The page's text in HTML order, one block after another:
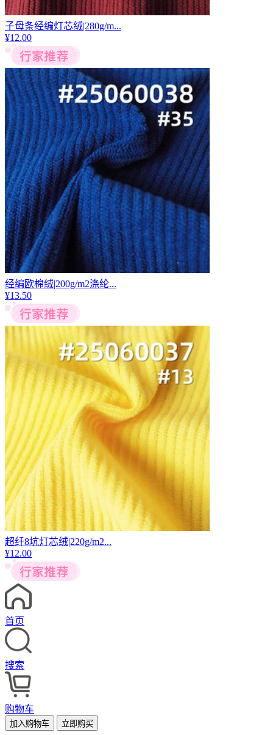
子母条经编灯芯绒|280g/m...
¥12.00
经编欧棉绒|200g/m2涤纶...
¥13.50
超纤8坑灯芯绒|220g/m2...
¥12.00
首页
搜索
购物车
加入购物车 立即购买